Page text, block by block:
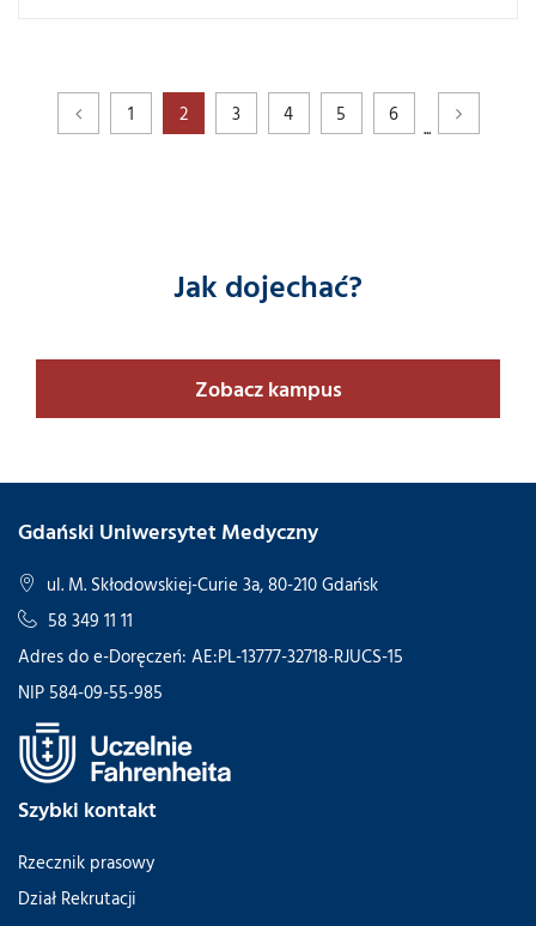
1 2 3 4 5 6
...
Jak dojechać?
Zobacz kampus
Gdański Uniwersytet Medyczny
ul. M. Skłodowskiej-Curie 3a, 80-210 Gdańsk
58 349 11 11
Adres do e-Doręczeń: AE:PL-13777-32718-RJUCS-15
NIP 584-09-55-985
Szybki kontakt
Rzecznik prasowy
Dział Rekrutacji